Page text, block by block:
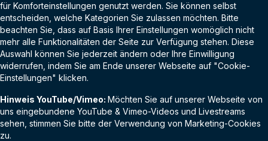
Livestreams
Videos on Demand
LINKS
OTC Akademie
OTC Germany
RECHTLICHES
Impressum
AGB
Newsletter
für Komforteinstellungen genutzt werden. Sie können selbst
entscheiden, welche Kategorien Sie zulassen möchten. Bitte
beachten Sie, dass auf Basis Ihrer Einstellungen womöglich nicht
mehr alle Funktionalitäten der Seite zur Verfügung stehen. Diese
Auswahl können Sie jederzeit ändern oder Ihre Einwilligung
widerrufen, indem Sie am Ende unserer Webseite auf "Cookie-
Einstellungen" klicken.
Hinweis YouTube/Vimeo: Möchten Sie auf unserer Webseite von
uns eingebundene YouTube & Vimeo-Videos und Livestreams
sehen, stimmen Sie bitte der Verwendung von Marketing-Cookies
zu.